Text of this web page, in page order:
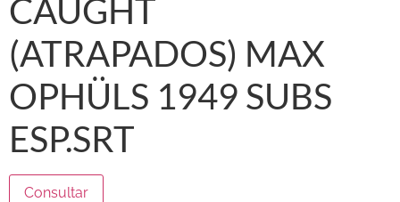
CAUGHT
(ATRAPADOS) MAX
OPHÜLS 1949 SUBS
ESP.SRT
Consultar